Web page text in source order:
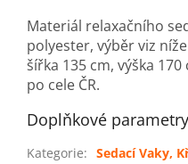
Materiál relaxačního
polyester, výběr viz
šířka 135 cm, výška
po cele ČR.
Doplňkové parametry
Kategorie: Sedací Vaky,